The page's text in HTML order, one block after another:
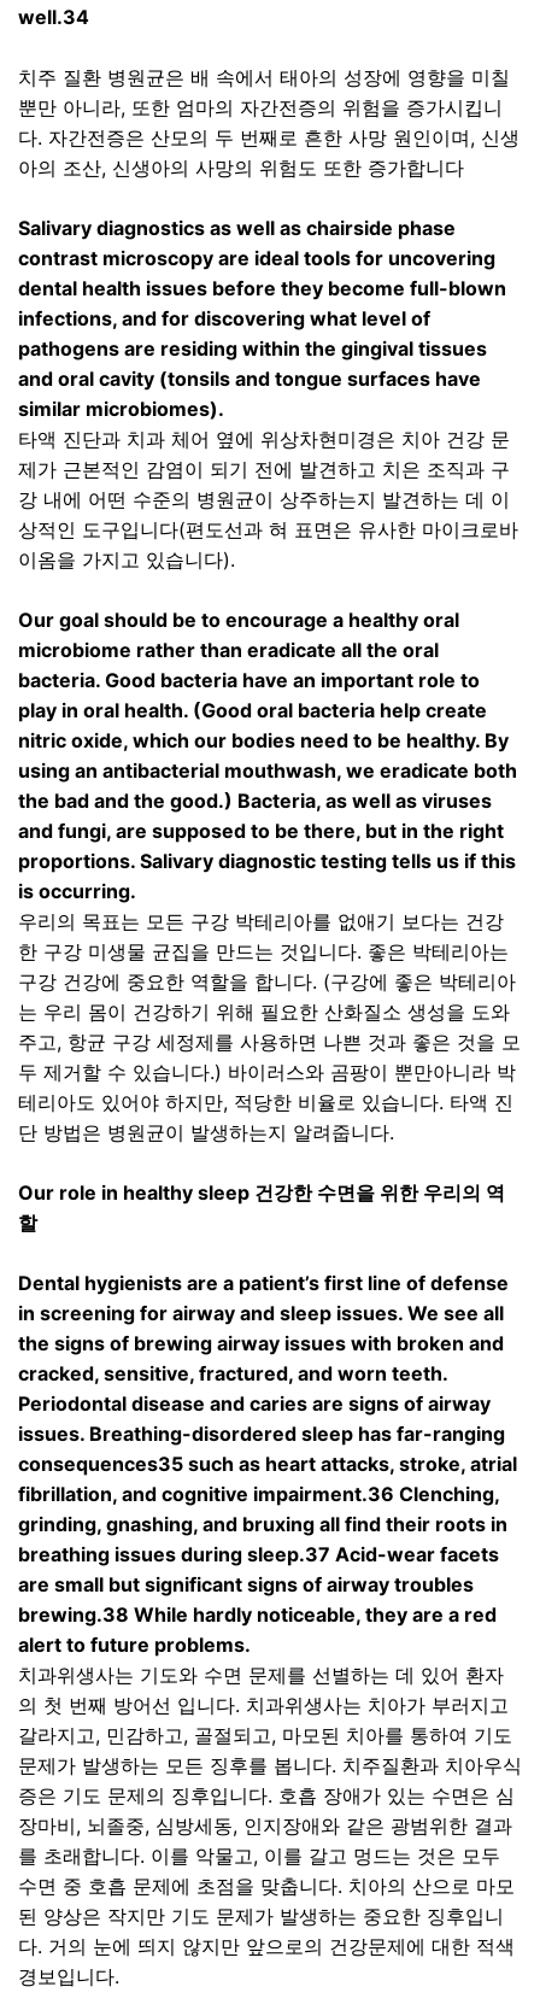
well.34
치주 질환 병원균은 배 속에서 태아의 성장에 영향을 미칠
뿐만 아니라, 또한 엄마의 자간전증의 위험을 증가시킵니
다. 자간전증은 산모의 두 번째로 흔한 사망 원인이며, 신생
아의 조산, 신생아의 사망의 위험도 또한 증가합니다
Salivary diagnostics as well as chairside phase
contrast microscopy are ideal tools for uncovering
dental health issues before they become full-blown
infections, and for discovering what level of
pathogens are residing within the gingival tissues
and oral cavity (tonsils and tongue surfaces have
similar microbiomes).
타액 진단과 치과 체어 옆에 위상차현미경은 치아 건강 문
제가 근본적인 감염이 되기 전에 발견하고 치은 조직과 구
강 내에 어떤 수준의 병원균이 상주하는지 발견하는 데 이
상적인 도구입니다(편도선과 혀 표면은 유사한 마이크로바
이옴을 가지고 있습니다).
Our goal should be to encourage a healthy oral
microbiome rather than eradicate all the oral
bacteria. Good bacteria have an important role to
play in oral health. (Good oral bacteria help create
nitric oxide, which our bodies need to be healthy. By
using an antibacterial mouthwash, we eradicate both
the bad and the good.) Bacteria, as well as viruses
and fungi, are supposed to be there, but in the right
proportions. Salivary diagnostic testing tells us if this
is occurring.
우리의 목표는 모든 구강 박테리아를 없애기 보다는 건강
한 구강 미생물 균집을 만드는 것입니다. 좋은 박테리아는
구강 건강에 중요한 역할을 합니다. (구강에 좋은 박테리아
는 우리 몸이 건강하기 위해 필요한 산화질소 생성을 도와
주고, 항균 구강 세정제를 사용하면 나쁜 것과 좋은 것을 모
두 제거할 수 있습니다.) 바이러스와 곰팡이 뿐만아니라 박
테리아도 있어야 하지만, 적당한 비율로 있습니다. 타액 진
단 방법은 병원균이 발생하는지 알려줍니다.
Our role in healthy sleep 건강한 수면을 위한 우리의 역
할
Dental hygienists are a patient’s first line of defense
in screening for airway and sleep issues. We see all
the signs of brewing airway issues with broken and
cracked, sensitive, fractured, and worn teeth.
Periodontal disease and caries are signs of airway
issues. Breathing-disordered sleep has far-ranging
consequences35 such as heart attacks, stroke, atrial
fibrillation, and cognitive impairment.36 Clenching,
grinding, gnashing, and bruxing all find their roots in
breathing issues during sleep.37 Acid-wear facets
are small but significant signs of airway troubles
brewing.38 While hardly noticeable, they are a red
alert to future problems.
치과위생사는 기도와 수면 문제를 선별하는 데 있어 환자
의 첫 번째 방어선 입니다. 치과위생사는 치아가 부러지고
갈라지고, 민감하고, 골절되고, 마모된 치아를 통하여 기도
문제가 발생하는 모든 징후를 봅니다. 치주질환과 치아우식
증은 기도 문제의 징후입니다. 호흡 장애가 있는 수면은 심
장마비, 뇌졸중, 심방세동, 인지장애와 같은 광범위한 결과
를 초래합니다. 이를 악물고, 이를 갈고 멍드는 것은 모두
수면 중 호흡 문제에 초점을 맞춥니다. 치아의 산으로 마모
된 양상은 작지만 기도 문제가 발생하는 중요한 징후입니
다. 거의 눈에 띄지 않지만 앞으로의 건강문제에 대한 적색
경보입니다.